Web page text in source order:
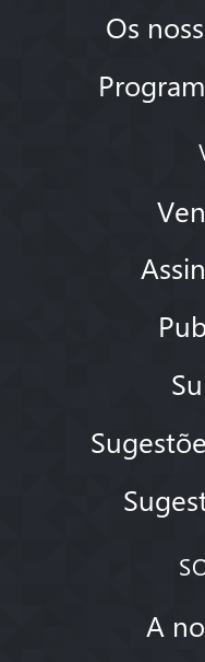
Os
A